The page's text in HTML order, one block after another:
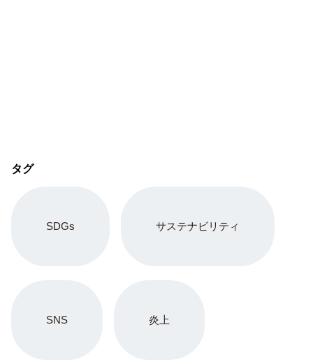
タグ
SDGs サステナビリティ
SNS 炎上